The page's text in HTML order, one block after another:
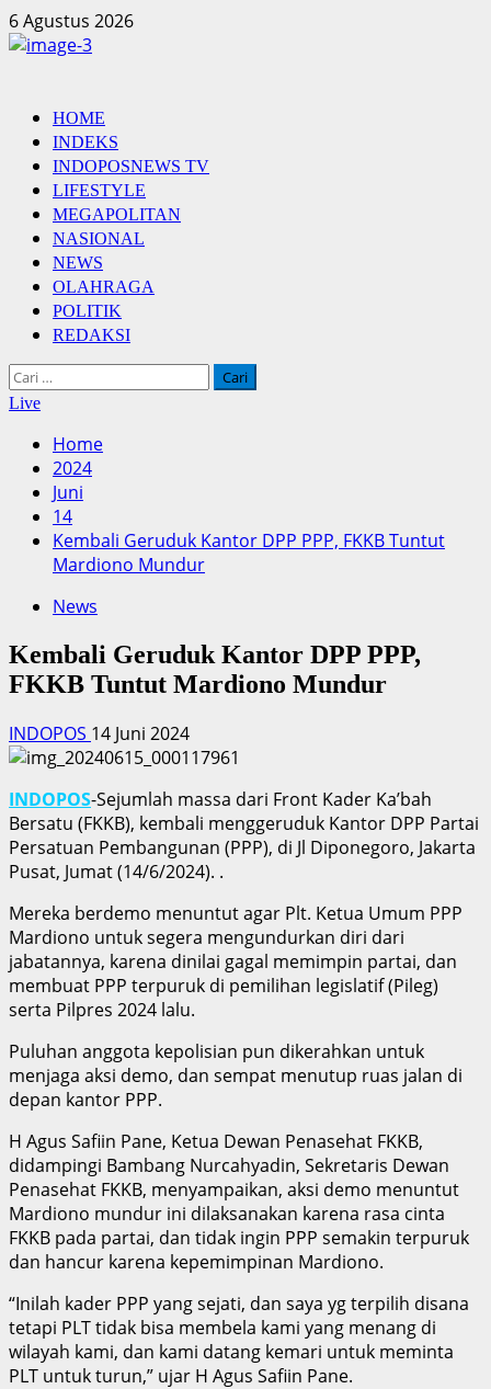
Skip
to
6 Agustus 2026
Primary
Menu
HOME
INDEKS
INDOPOSNEWS TV
LIFESTYLE
MEGAPOLITAN
NASIONAL
NEWS
OLAHRAGA
POLITIK
REDAKSI
Cari
untuk:
Live
Home
2024
Juni
14
Kembali Geruduk Kantor DPP PPP, FKKB Tuntut
Mardiono Mundur
News
Kembali Geruduk Kantor DPP PPP,
FKKB Tuntut Mardiono Mundur
INDOPOS 14 Juni 2024
INDOPOS-Sejumlah massa dari Front Kader Ka’bah
Bersatu (FKKB), kembali menggeruduk Kantor DPP Partai
Persatuan Pembangunan (PPP), di Jl Diponegoro, Jakarta
Pusat, Jumat (14/6/2024). .
Mereka berdemo menuntut agar Plt. Ketua Umum PPP
Mardiono untuk segera mengundurkan diri dari
jabatannya, karena dinilai gagal memimpin partai, dan
membuat PPP terpuruk di pemilihan legislatif (Pileg)
serta Pilpres 2024 lalu.
Puluhan anggota kepolisian pun dikerahkan untuk
menjaga aksi demo, dan sempat menutup ruas jalan di
depan kantor PPP.
H Agus Safiin Pane, Ketua Dewan Penasehat FKKB,
didampingi Bambang Nurcahyadin, Sekretaris Dewan
Penasehat FKKB, menyampaikan, aksi demo menuntut
Mardiono mundur ini dilaksanakan karena rasa cinta
FKKB pada partai, dan tidak ingin PPP semakin terpuruk
dan hancur karena kepemimpinan Mardiono.
“Inilah kader PPP yang sejati, dan saya yg terpilih disana
tetapi PLT tidak bisa membela kami yang menang di
wilayah kami, dan kami datang kemari untuk meminta
PLT untuk turun,” ujar H Agus Safiin Pane.